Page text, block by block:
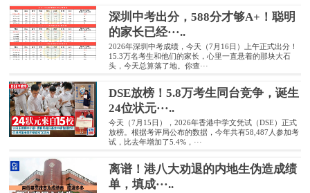
深圳中考出分，588分才够A+！聪明
的家长已经···..
2026年深圳中考成绩，今天（7月16日）上午正式出分！
15.3万名考生和他们的家长，心里一直悬着的那块大石
头，今天总算落了地。你查···
DSE放榜！5.8万考生同台竞争，诞生
24位状元···..
今天（7月15日），2026年香港中学文凭试（DSE）正式
放榜。根据考评局公布的数据，今年共有58,487人参加考
试，比去年增加了5.4%，···
离谱！港八大劝退的内地生伪造成绩
单，填成···..